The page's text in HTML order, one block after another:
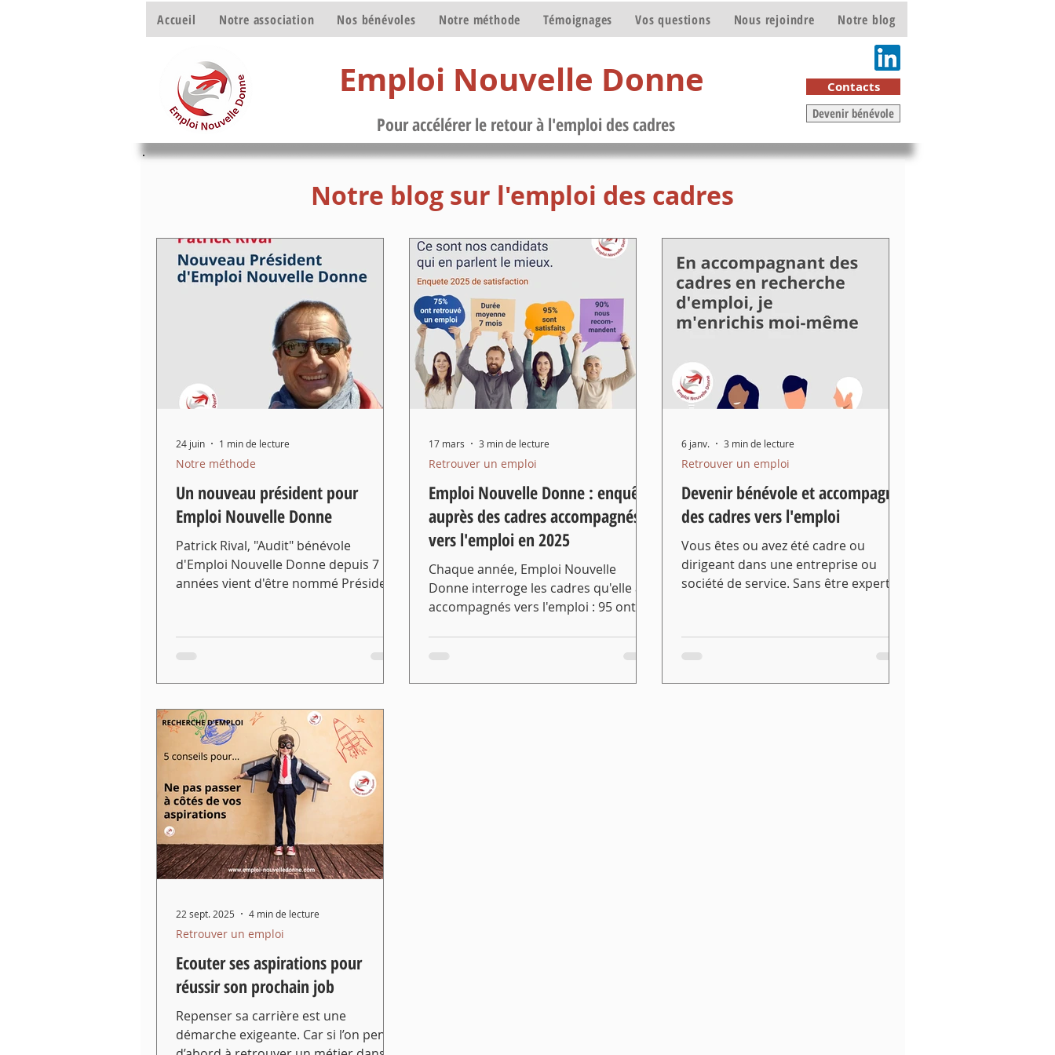
Accueil Notre association Nos bénévoles Notre méthode Témoignages Vos questions Nous rejoindre Notre blog
Emploi Nouvelle Donne
Pour accélérer le retour à l'emploi des cadres
Contacts
Devenir bénévole
Un nouveau président pour
Emploi Nouvelle Donne
Patrick Rival, "Audit" bénévole
d'Emploi Nouvelle Donne depuis 7
années vient d'être nommé Président
Donne, Patrick a l'expérience du
management et une grande ...
Notre méthode
24 juin 1 min de lecture
Emploi Nouvelle Donne : enquête
auprès des cadres accompagnés
vers l'emploi en 2025
Chaque année, Emploi Nouvelle
Donne interroge les cadres qu'elle a
accompagnés vers l'emploi : 95 ont
recommandent autour d'eux et
surtout 75 % on retrouvé un emploi.
Retrouver un emploi
17 mars 3 min de lecture
Devenir bénévole et accompagner
des cadres vers l'emploi
Vous êtes ou avez été cadre ou
dirigeant dans une entreprise ou
société de service. Sans être expert
du sens à votre temps et aider des
cadres qui ont besoin de sortir de la
Retrouver un emploi
6 janv. 3 min de lecture
Ecouter ses aspirations pour
réussir son prochain job
Repenser sa carrière est une
démarche exigeante. Car si l’on pense
Retrouver un emploi
22 sept. 2025 4 min de lecture
Notre blog sur l'emploi des cadres